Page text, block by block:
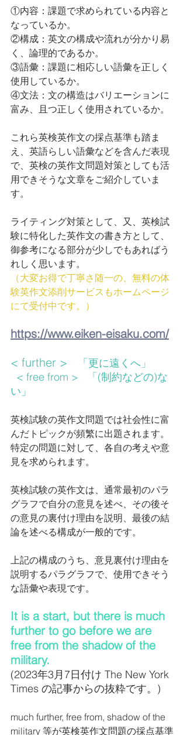
①内容：課題で求められている内容と
なっているか。
②構成：英文の構成や流れが分かり易
く、論理的であるか。
③語彙：課題に相応しい語彙を正しく
使用しているか。
④文法：文の構造はバリエーションに
富み、且つ正しく使用されているか。
これら英検英作文の採点基準も踏ま
え、英語らしい語彙などを含んだ表現
で、英検の英作文問題対策としても活
用できそうな文章をご紹介していま
す。
ライティング対策として、又、英検試
験に特化した英作文の書き方として、
御参考になる部分が少しでもあればう
れしく思います。
（大変お得で丁寧さ随一の、無料の体
験英作文添削サービスもホームページ
にて受付中です。）
https://www.eiken-eisaku.com/
< further >
「更に遠くへ」
  < free from >   「(制約などの)な
い」
英検試験の英作文問題では社会性に富
んだトピックが頻繁に出題されます。
特定の問題に対して、各自の考えや意
見を求められます。
英検試験の英作文は、通常最初のパラ
グラフで自分の意見を述べ、その後そ
の意見の裏付け理由を説明、最後の結
論を述べる構成が一般的です。
上記の構成のうち、意見裏付け理由を
説明するパラグラフで、使用できそう
な語彙や表現です。
It is a start, but there is much
further to go before we are
free from the shadow of the
military.
(2023年3月7日付け The New York
Times の記事からの抜粋です。)
much further, free from, shadow of the
military 等が英検英作文問題の採点基準